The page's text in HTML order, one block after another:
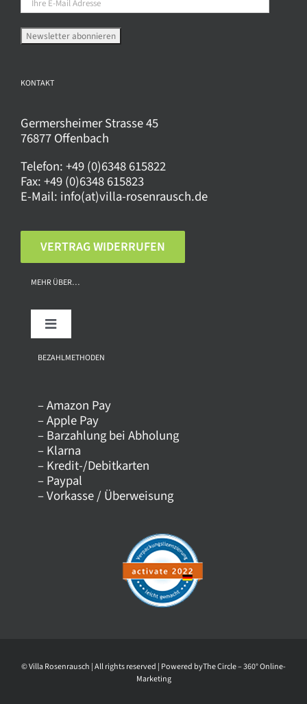
KONTAKT
Germersheimer Strasse 45
76877 Offenbach
Telefon:+49 (0)6348 615822
Fax:+49 (0)6348 615823
E-Mail: info(at)villa-rosenrausch.de
VERTRAG WIDERRUFEN
MEHR ÜBER…
Toggle
Über uns
Kontakt
Versandkosten
Datenschutz
Widerrufsformular
BEZAHLMETHODEN
– Amazon Pay
– Apple Pay
– Barzahlung bei Abholung
– Klarna
– Kredit-/Debitkarten
– Paypal
– Vorkasse / Überweisung
© Villa Rosenrausch | All rights reserved | Powered byThe Circle – 360° Online-
Marketing